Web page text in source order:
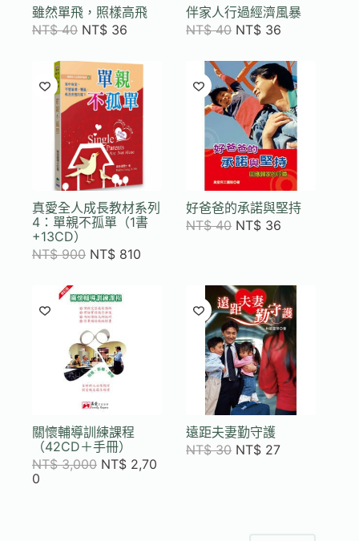
雖然單飛，照樣高飛
NT$40 NT$ 36
伴家人行過經濟風暴
NT$40 NT$ 36
真愛全人成長教材系列
4：單親不孤單（1書
+13CD）
NT$900 NT$ 810
好爸爸的承諾與堅持
NT$40 NT$ 36
關懷輔導訓練課程
（42CD＋手冊）
NT$3,000 NT$ 2,70
0
遠距夫妻勤守護
NT$30 NT$ 27